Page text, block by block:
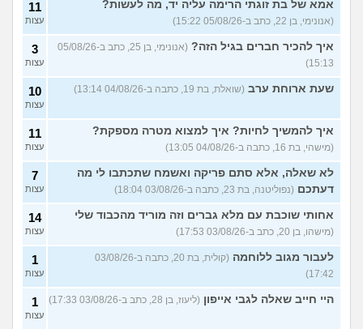
שנים ולא יודעת איפה להכיר
(עדן, בת 23)
עצות
עוד שאלות חדשות במדור
אמא של בת זוגתי הרימה עליה יד, מה לעשות?
(אנונימי, בן 22, כתב ב-05/08/26 15:22)
11
עצות
איך להכיר חברים בגיל הזה?
(אנונימי, בן 25, כתב ב-05/08/26
15:13)
3
עצות
שעת ארוחת ערב (שואלת, בת 19, כתבה ב-04/08/26 13:14) 10
עצות
איך להמשיך לחיות? איך למצוא מטרה מספקת?
(מישהי, בת 16, כתבה ב-04/08/26 13:05)
11
עצות
לא שאלה, אלא סתם פריקה ואשמח שתכתבו לי מה
דעתכם (נפוליטנה, בת 23, כתבה ב-03/08/26 18:04)
7
עצות
אחותי שוכבת עם מלא גברים וזה מוריד מהכבוד שלי
(מישהו, בן 20, כתב ב-03/08/26 17:53)
14
עצות
לעבור מגוב ללוחמה
(קולית, בת 20, כתבה ב-03/08/26
17:42)
1
עצות
היי חייב שאלה לגבי אייפון (ליעוז, בן 28, כתב ב-03/08/26 17:33) 1
עצות